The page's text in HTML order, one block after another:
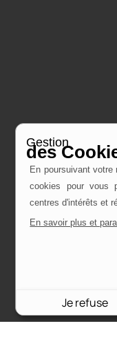
Gestion
des
En poursuivant votre
cookies pour vous
centres d'intérêts et
En savoir plus et
Je refuse